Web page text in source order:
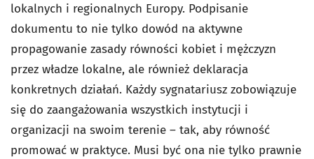
lokalnych i regionalnych Europy. Podpisanie
dokumentu to nie tylko dowód na aktywne
propagowanie zasady równości kobiet i mężczyzn
przez władze lokalne, ale również deklaracja
konkretnych działań. Każdy sygnatariusz zobowiązuje
się do zaangażowania wszystkich instytucji i
organizacji na swoim terenie – tak, aby równość
promować w praktyce. Musi być ona nie tylko prawnie